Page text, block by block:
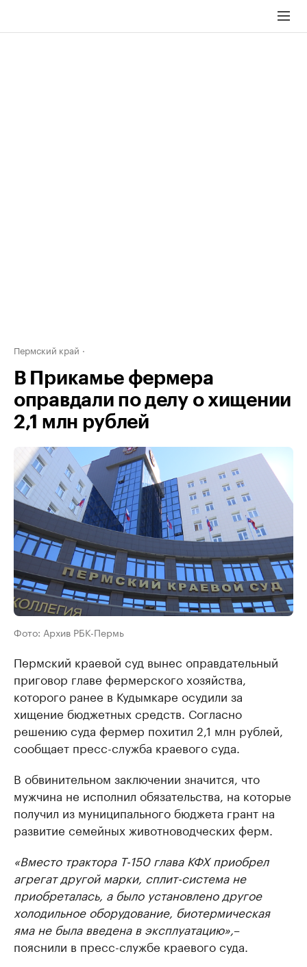
Пермский край
В Прикамье фермера
оправдали по делу о хищении
2,1 млн рублей
Фото: Архив РБК-Пермь
Пермский краевой суд вынес оправдательный
приговор главе фермерского хозяйства,
которого ранее в Кудымкаре осудили за
хищение бюджетных средств. Согласно
решению суда фермер похитил 2,1 млн рублей,
сообщает пресс-служба краевого суда.
В обвинительном заключении значится, что
мужчина не исполнил обязательства, на которые
получил из муниципального бюджета грант на
развитие семейных животноводческих ферм.
«Вместо трактора Т-150 глава КФХ приобрел
агрегат другой марки, сплит-система не
приобреталась, а было установлено другое
холодильное оборудование, биотермическая
яма не была введена в эксплуатацию»,–
пояснили в пресс-службе краевого суда.